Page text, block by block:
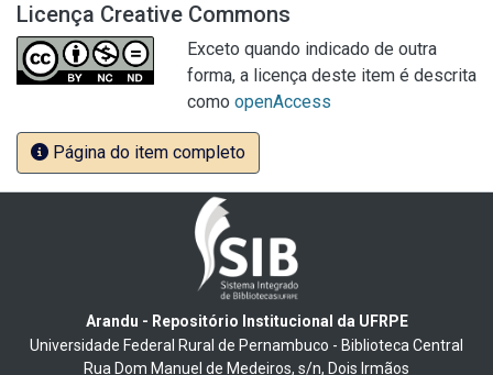
Licença Creative Commons
Exceto quando indicado de outra
forma, a licença deste item é descrita
como openAccess
Página do item completo
Arandu - Repositório Institucional da UFRPE
Universidade Federal Rural de Pernambuco - Biblioteca Central
Rua Dom Manuel de Medeiros, s/n, Dois Irmãos